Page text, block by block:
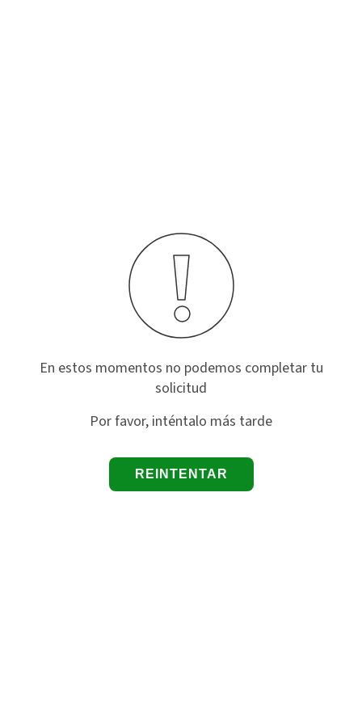
En estos momentos no podemos completar tu
solicitud
Por favor, inténtalo más tarde
REINTENTAR